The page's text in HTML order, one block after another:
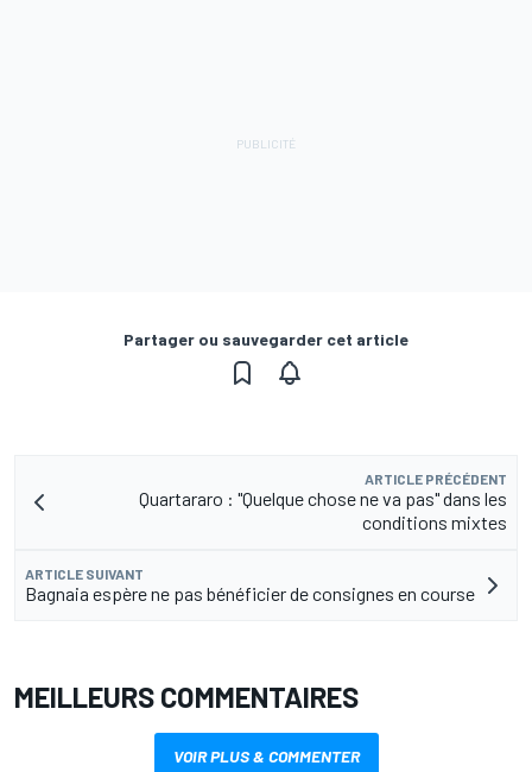
Partager ou sauvegarder cet article
ARTICLE PRÉCÉDENT
Quartararo : "Quelque chose ne va pas" dans les
conditions mixtes
ARTICLE SUIVANT
Bagnaia espère ne pas bénéficier de consignes en course
MEILLEURS COMMENTAIRES
VOIR PLUS & COMMENTER